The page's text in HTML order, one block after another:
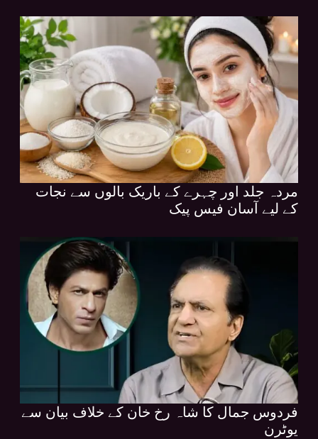
مردہ جلد اور چہرے کے باریک بالوں سے نجات
کے لیے آسان فیس پیک
فردوس جمال کا شاہ رخ خان کے خلاف بیان سے
یوٹرن